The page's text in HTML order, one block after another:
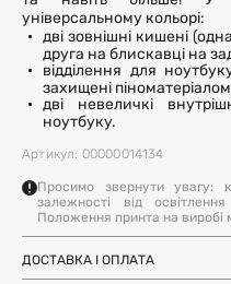
універсальному кольорі:
дві зовнішні кишені
друга на блискавці на
відділення для
захищені
дві невеличкі
ноутбуку.
Артикул: 00000014134
Просимо звернути увагу:
залежності від
Положення принта на виробі
ДОСТАВКА І ОПЛАТА